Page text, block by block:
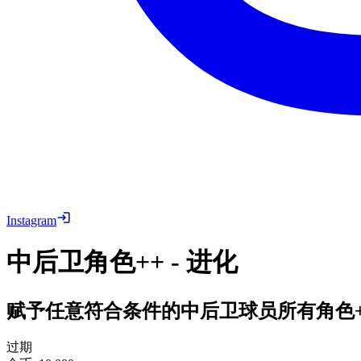
Instagram
中后卫角色++ - 进化
赋予任意符合条件的中后卫球员所有角色
过期